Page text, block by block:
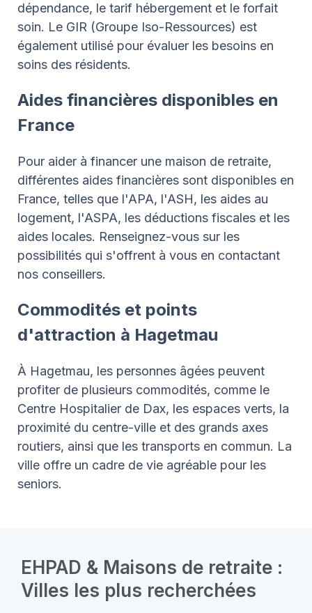
dépendance, le tarif hébergement et le forfait
soin. Le GIR (Groupe Iso-Ressources) est
également utilisé pour évaluer les besoins en
soins des résidents.
Aides financières disponibles en
France
Pour aider à financer une maison de retraite,
différentes aides financières sont disponibles en
France, telles que l'APA, l'ASH, les aides au
logement, l'ASPA, les déductions fiscales et les
aides locales. Renseignez-vous sur les
possibilités qui s'offrent à vous en contactant
nos conseillers.
Commodités et points
d'attraction à Hagetmau
À Hagetmau, les personnes âgées peuvent
profiter de plusieurs commodités, comme le
Centre Hospitalier de Dax, les espaces verts, la
proximité du centre-ville et des grands axes
routiers, ainsi que les transports en commun. La
ville offre un cadre de vie agréable pour les
seniors.
EHPAD & Maisons de retraite :
Villes les plus recherchées